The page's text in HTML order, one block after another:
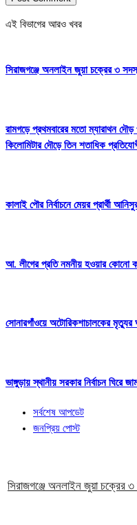
এই বিভাগের আরও খবর
সিরাজগঞ্জে অনলাইন জুয়া চক্রের ৩
রামগড়ে প্রথমবারের মতো ম্যারাথন
কিলোমিটার দৌড়ে তিন শতাধিক
কালাই পৌর নির্বাচনে মেয়র প্রার্থী
আ. লীগের প্রতি নমনীয় হওয়ার কোনো
সোনারগাঁওয়ে অটোরিকশাচালকের মৃত্যুর
ভাঙ্গুড়ায় স্থানীয় সরকার নির্বাচন ঘিরে
সর্বশেষ আপডেট
জনপ্রিয় পোস্ট
সিরাজগঞ্জে অনলাইন জুয়া চক্রের